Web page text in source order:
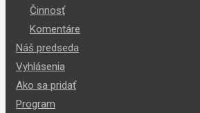
Činnosť
Komentáre
Náš predseda
Vyhlásenia
Ako sa pridať
Program